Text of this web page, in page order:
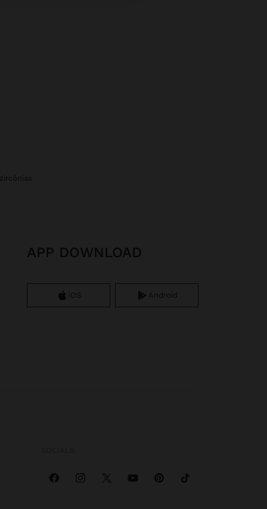
APP DOWNLOAD
iOS Android